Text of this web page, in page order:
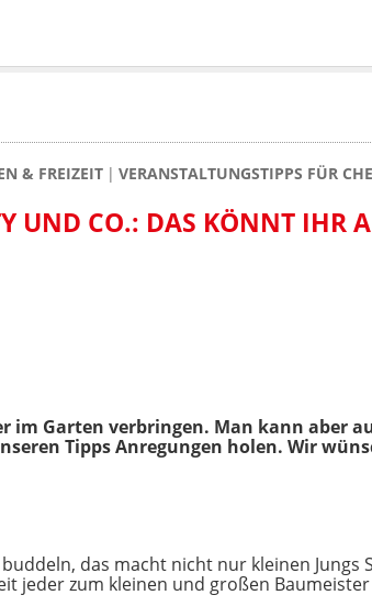
& FREIZEIT VERANSTALTUNGSTIPPS FÜR
UND CO.: DAS KÖNNT IHR
im Garten verbringen. Man kann aber
Tipps Anregungen holen. Wir
das macht nicht nur kleinen Jungs
jeder zum kleinen und großen